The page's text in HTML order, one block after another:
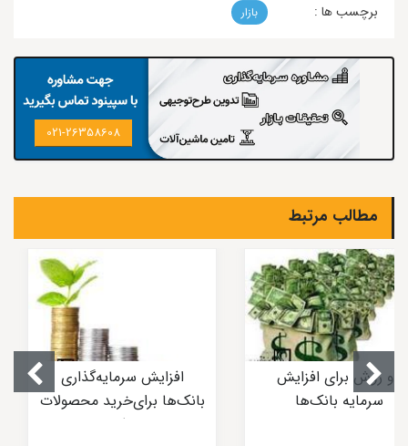
برچسب ها : بازار
021-26358608
مطالب مرتبط
افزایش سرمایه‌گذاری
بانک‌ها برای‌خرید محصولات
نرم‌افزاری
دو روش برای افزایش
سرمایه بانک‌ها